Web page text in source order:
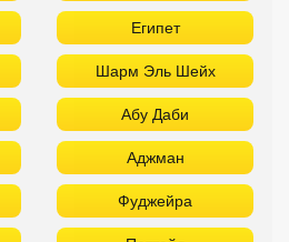
Египет
Шарм Эль Шейх
Абу Даби
Аджман
Фуджейра